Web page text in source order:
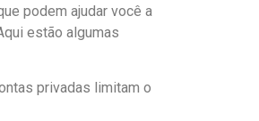
podem ajudar você a
estão algumas
privadas limitam o‍